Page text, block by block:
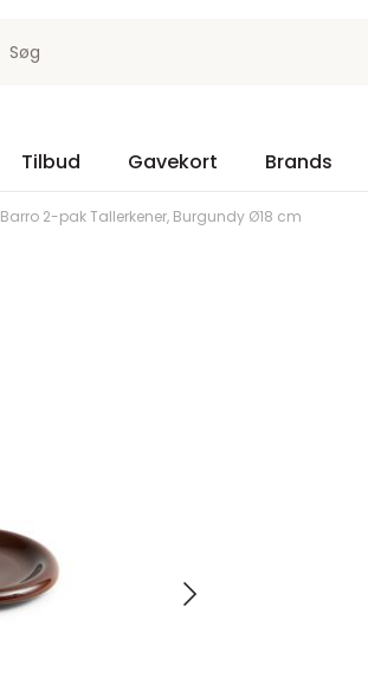
Søg
Tilbud Gavekort Brands
Barro 2-pak Tallerkener, Burgundy Ø18 cm